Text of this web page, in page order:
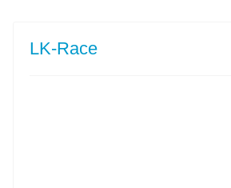
LK-Race